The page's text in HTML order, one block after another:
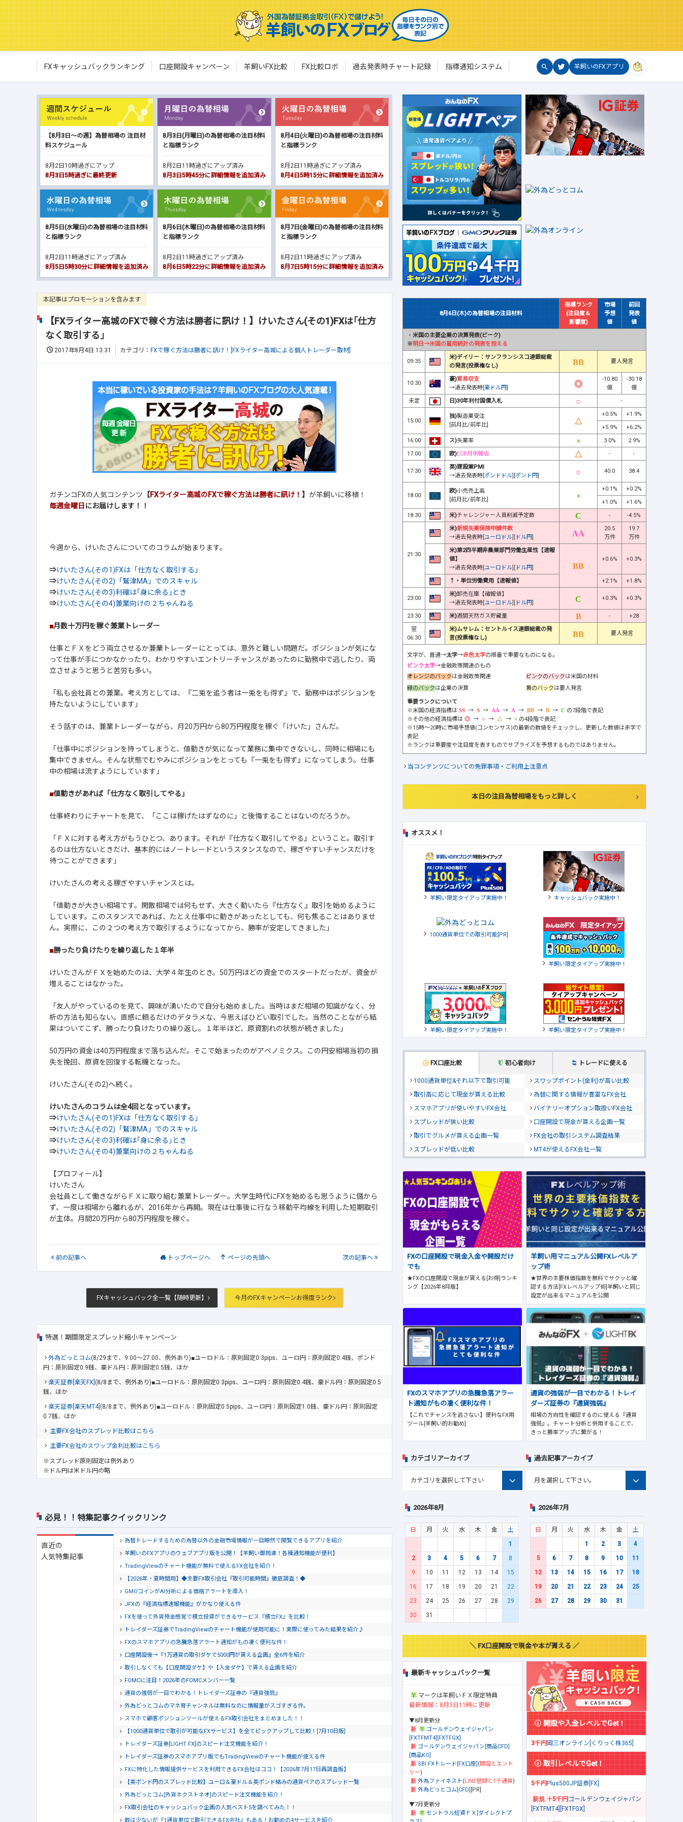
FXキャッシュバックランキング 口座開設キャンペーン 羊飼いFX比較 FX比較ロボ 過去発表時チャート記録 指標通知システム 羊飼いのFXアプリ
【8月3日～の週】為替相場の 注目材
料スケジュール
8月2日10時過ぎにアップ
8月3日5時過ぎに最終更新
8月3日(月曜日)の為替相場の注目材料
と指標ランク
8月2日11時過ぎにアップ済み
8月3日5時45分に詳細情報を追加済み
8月4日(火曜日)の為替相場の注目材料
と指標ランク
8月2日11時過ぎにアップ済み
8月4日5時15分に詳細情報を追加済み
8月5日(水曜日)の為替相場の注目材料
と指標ランク
8月2日11時過ぎにアップ済み
8月5日5時30分に詳細情報を追加済み
8月6日(木曜日)の為替相場の注目材料
と指標ランク
8月2日11時過ぎにアップ済み
8月6日5時22分に詳細情報を追加済み
8月7日(金曜日)の為替相場の注目材料
と指標ランク
8月2日11時過ぎにアップ済み
8月7日5時15分に詳細情報を追加済み
本記事はプロモーションを含みます
【FXライター高城のFXで稼ぐ方法は勝者に訊け！】けいたさん(その1)FXは｢仕方
なく取引する｣
2017年8月4日 13:31 カテゴリ： FXで稼ぐ方法は勝者に訊け！[FXライター高城による個人トレーダー取材]
ガチンコFXの人気コンテンツ 【 FXライター高城のFXで稼ぐ方法は勝者に訊け！ 】 が羊飼いに移植！
毎週金曜日 にお届けします！！
今週から、けいたさんについてのコラムが始まります。
⇒けいたさん(その1)FXは「仕方なく取引する」
⇒けいたさん(その2)「鷲津MA」でのスキャル
⇒けいたさん(その3)利確は｢身に余る｣とき
⇒けいたさん(その4)兼業向けの２ちゃんねる
■月数十万円を稼ぐ兼業トレーダー
仕事とＦＸをどう両立させるか――兼業トレーダーにとっては、意外と難しい問題だ。ポジションが気にな
って仕事が手につかなかったり、わかりやすいエントリーチャンスがあったのに勤務中で逃したり、両
立させようと思うと苦労も多い。
「私も会社員との兼業。考え方としては、『二兎を追う者は一兎をも得ず』で、勤務中はポジションを
持たないようにしています」
そう話すのは、兼業トレーダーながら、月20万円から80万円程度を稼ぐ「けいた」さんだ。
「仕事中にポジションを持ってしまうと、値動きが気になって業務に集中できないし、同時に相場にも
集中できません。そんな状態でむやみにポジションをとっても『一兎をも得ず』になってしまう。仕事
中の相場は流すようにしています」
■値動きがあれば「仕方なく取引してやる」
仕事終わりにチャートを見て、「ここは稼げたはずなのに」と後悔することはないのだろうか。
「ＦＸに対する考え方がもうひとつ、あります。それが『仕方なく取引してやる』ということ。取引す
るのは仕方ないときだけ、基本的にはノートレードというスタンスなので、稼ぎやすいチャンスだけを
待つことができます」
けいたさんの考える稼ぎやすいチャンスとは。
「値動きが大きい相場です。閑散相場では何もせず、大きく動いたら『仕方なく』取引を始めるように
しています。このスタンスであれば、たとえ仕事中に動きがあったとしても、何も焦ることはありませ
ん。実際に、この２つの考え方で取引するようになってから、勝率が安定してきました」
■勝ったり負けたりを繰り返した１年半
けいたさんがＦＸを始めたのは、大学４年生のとき。50万円ほどの資金でのスタートだったが、資金が
増えることはなかった。
「友人がやっているのを見て、興味が湧いたので自分も始めました。当時はまだ相場の知識がなく、分
析の方法も知らない。直感に頼るだけのデタラメな、今思えばひどい取引でした。当然のことながら結
果はついてこず、勝ったり負けたりの繰り返し。１年半ほど、原資割れの状態が続きました」
50万円の資金は40万円程度まで落ち込んだ。そこで始まったのがアベノミクス。この円安相場当初の損
失を挽回、原資を回復する転機となった。
けいたさん(その2)へ続く。
けいたさんのコラムは全4回となっています。
⇒けいたさん(その1)FXは「仕方なく取引する」
⇒けいたさん(その2)「鷲津MA」でのスキャル
⇒けいたさん(その3)利確は｢身に余る｣とき
⇒けいたさん(その4)兼業向けの２ちゃんねる
【プロフィール】
けいたさん
会社員として働きながらＦＸに取り組む兼業トレーダー。大学生時代にFXを始めるも思うように儲から
ず、一度は相場から離れるが、2016年から再開。現在は仕事後に行なう移動平均線を利用した短期取引
が主体。月間20万円から80万円程度を稼ぐ。
前の記事へ トップページへ ページの先頭へ 次の記事へ
FXキャッシュバック全一覧【随時更新】 今月のFXキャンペーンお得度ランク
特選！期間限定スプレッド縮小キャンペーン
外為どっとコム(8/29まで、9:00～27:00、例外あり)■ユーロドル：原則固定0.3pips、ユーロ円：原則固定0.4銭、ポンド
円：原則固定0.9銭、豪ドル円：原則固定0.5銭、ほか
楽天証券[楽天FX] (8/8まで、例外あり)■ユーロドル：原則固定0.3pips、ユーロ円：原則固定0.4銭、豪ドル円：原則固定0.5
銭、ほか
楽天証券[楽天MT4] (8/8まで、例外あり)■ユーロドル：原則固定0.5pips、ユーロ円：原則固定1.0銭、豪ドル円：原則固定
0.7銭、ほか
主要FX会社のスプレッド比較はこちら
主要FX会社のスワップ金利比較はこちら
※スプレッド原則固定は例外あり
※ドル円は米ドル円の略
必見！！特集記事クイックリンク
直近の
人気特集記事
為替トレードするための為替以外の金融市場情報が一目瞭然で閲覧できるアプリを紹介
羊飼いのFXアプリのウェブアプリ版を公開！【羊飼い御用達！各種通知機能が便利】
TradingViewのチャート機能が無料で使えるFX会社を紹介！
【2026年・夏時間用】◆主要FX取引会社『取引可能時間』徹底調査！◆
GMOコインがAI分析による価格アラートを導入！
JFXの『経済指標速報機能』がかなり使える件
FXを使って外貨預金感覚で積立投資ができるサービス『積立FX』を比較！
トレイダーズ証券でTradingViewのチャート機能が使用可能に！実際に使ってみた結果を紹介♪
FXのスマホアプリの急騰急落アラート通知がもの凄く便利な件！
口座開設後→『1万通貨の取引ダケで5000円が貰える企画』全6件を紹介
取引しなくても【口座開設ダケ】や【入金ダケ】で貰える企画を紹介
FOMCに注目！2026年のFOMCメンバー一覧
通貨の強弱が一目でわかる！トレイダーズ証券の『通貨強弱』
外為どっとコムのマネ育チャンネルは無料なのに情報量がスゴすぎる件。
スマホで顧客ポジションツールが使えるFX取引会社をまとめました！！
【1000通貨単位で取引が可能なFXサービス】を全てピックアップして比較！[7月10日版]
トレイダーズ証券[LIGHT FX]のスピード注文機能を紹介！
トレイダーズ証券のスマホアプリ版でもTradingViewのチャート機能が使える件
FXに特化した情報提供サービスを利用できるFX会社はココ！【2026年7月17日再調査版】
【英ポンド円のスプレッド比較】ユーロ＆豪ドル＆英ポンド絡みの通貨ペアのスプレッド一覧
外為どっとコム[外貨ネクストネオ]のスピード注文機能を紹介！
FX取引会社のキャッシュバック企画の人気ベスト5を調べてみた！！
数は少ないが『1通貨単位で取引できるFX会社』もある！お勧めの4サービスを紹介
8月6日(木)の為替相場の注目材料
指標ランク
(注目度＆
影響度)
市場
予想
値
前回
発表
値
・ 米国の主要企業の決算発表(ピーク)
※明日→米国の雇用統計の発表を控える
09:35
米)デイリー：サンフランシスコ連銀総裁
の発言(投票権なし)
要人発言
10:30
豪)貿易収支
→過去発表時[豪ドル円]
-10.80
億
-30.18
億
未定
日)30年利付国債入札 -
15:00
独)製造業受注
[前月比/前年比]
+0.5%
+1.9%
+5.9%
+6.2%
16:00
ス)失業率 3.0%
2.9%
17:00
欧)ECB月例報告 - -
17:30
英)建設業PMI
→過去発表時[ポンドドル][ポンド円]
40.0 38.4
18:00
欧)小売売上高
[前月比/前年比]
+0.1%
+0.2%
+1.0%
+1.6%
18:30
米)チャレンジャー人員削減予定数 - -4.5%
21:30
米)新規失業保険申請件数
→過去発表時[ユーロドル][ ドル円]
20.5
万件
19.7
万件
米)第2四半期非農業部門労働生産性【速報
値】
→過去発表時[ユーロドル][ ドル円]
+0.6% +0.3%
↑・単位労働費用【速報値】 +2.1% +1.8%
23:00
米)卸売在庫【確報値】
→過去発表時[ユーロドル][ ドル円]
+0.3% +0.3%
23:30 米)週間天然ガス貯蔵量 -
+28
翌
06:30
米)ムサレム：セントルイス連銀総裁の発
言(投票権なし)
要人発言
文字が、普通→太字→赤色太字の順番で重要なものになる。
ピンク太字→金融政策関連のもの
オレンジのバックは金融政策関連 ピンクのバックは米国の材料
緑のバックは企業の決算 黄のバックは要人発言
重要ランクについて
※米国の経済指標は
→ → → → → →
の7段階で表記
※その他の経済指標は
→ → →
の4段階で表記
※15時～20時に市場予想値(コンセンサス)の最新の数値をチェックし、更新した数値は赤字で
表記
※ランクは重要度や注目度を表すものでサプライズを予想するものではありません。
当コンテンツについての免罪事項・ご利用上注意点
本日の注目為替相場をもっと詳しく
オススメ！
羊飼い限定タイアップ実施中！ キャッシュバック実施中！
1000通貨単位での取引可能[PR]
羊飼い限定タイアップ実施中！
羊飼い限定タイアップ実施中！ 羊飼い限定タイアップ実施中！
FX口座比較 初心者向け トレードに使える
1000通貨単位&それ以下で取引可能
スワップポイント(金利)が高い比較
取引高に応じて現金が貰える比較
為替に関する情報が豊富なFX会社
スマホアプリが使いやすいFX会社
バイナリーオプション取扱いFX会社
スプレッドが狭い比較
口座開設で現金が貰える企画一覧
取引でグルメが貰える企画一覧
FX会社の取引システム調査結果
スプレッドが低い比較
MT4が使えるFX会社一覧
FXの口座開設で現金入金や開設だけ
でも
★FXの口座開設で現金が貰える[お得]ランキ
ング【2026年8月版】
羊飼い用マニュアル公開FXレベルア
ップ術
★世界の主要株価指数を無料でサクッと確
認する方法[FXレベルアップ術]羊飼いと同じ
設定が出来るマニュアルを公開
FXのスマホアプリの急騰急落アラー
ト通知がもの凄く便利な件！
【これでチャンスを逃さない】便利なFX用
ツール[羊飼い的お勧め]
通貨の強弱が一目でわかる！トレイ
ダーズ証券の『通貨強弱』
相場の方向性を確認するのに使える『通貨
強弱』。チャート分析と併用することで、
きっと勝率アップに繋がる！
カテゴリアーカイブ 過去記事アーカイブ
2026年8月
日 月 火 水 木 金
土
1
2
3 4 5 6 7
8
9
10 11 12 13 14
15
16
17 18 19 20 21
22
23
24 25 26 27 28
29
30
31
2026年7月
日 月 火 水 木 金
土
1
2 3
4
5
6 7 8 9 10
11
12
13 14 15 16 17
18
19
20 21 22 23 24
25
26
27 28 29 30 31
＼ FX口座開設で現金や本が貰える ／
最新キャッシュバック一覧
マークは羊飼いＦＸ限定特典
最新情報：8月3日11時に更新
▼8月更新分
ゴールデンウェイジャパン
[FXTFMT4][FXTFGX]
ゴールデンウェイジャパン[商品CFD]
[商品KO]
SBI FXトレード[FX口座] (開設とエント
リー)
外為ファイネスト(LINE登録と1千通貨)
外為どっとコム[CFD] [PR]
▼7月更新分
セントラル短資ＦＸ[ダイレクトプ
開設や入金レベルでGet！
3千円岡三オンライン[くりっく株365]
取引レベルでGet！
5千円Plus500JP証券[FX]
＋5千円ゴールデンウェイジャパン
[FXTFMT4][FXTFGX]